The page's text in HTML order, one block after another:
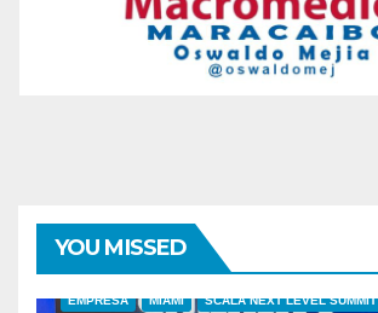
YOU MISSED
EMPRESA MIAMI SCALA NEXT LEVEL SUMMIT